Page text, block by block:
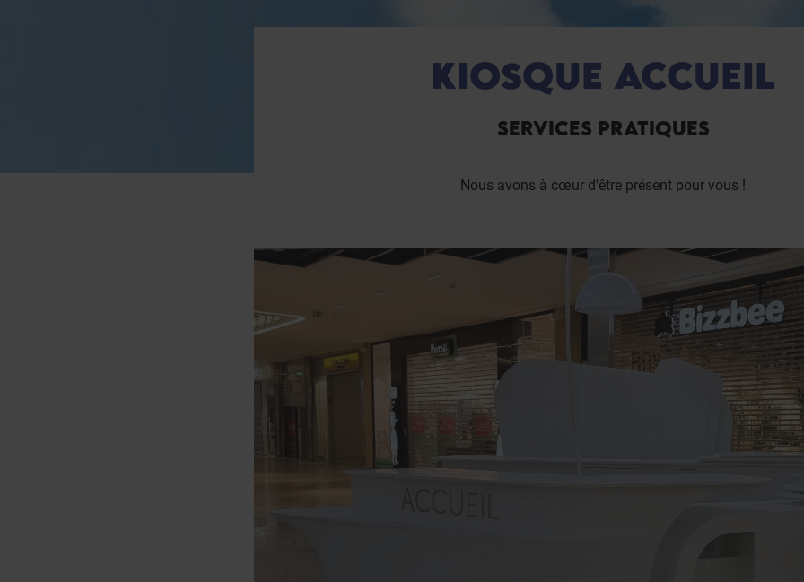
KIOSQUE ACCUEIL
SERVICES PRATIQUES
Nous avons à cœur d'être présent pour vous !